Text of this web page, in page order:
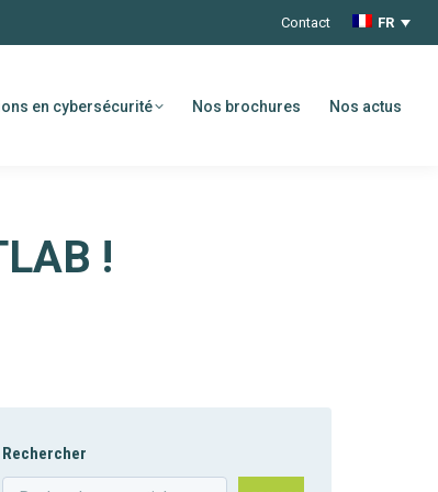
Contact FR
en cybersécurité Nos brochures Nos actus
!
Rechercher